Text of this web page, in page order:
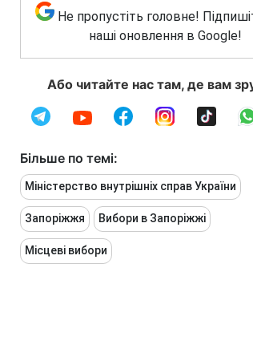
Не пропустіть головне!
наші оновлення в Google!
Або читайте нас там, де вам
Більше по темі:
Міністерство внутрішніх справ України
Запоріжжя Вибори в Запоріжжі
Місцеві вибори